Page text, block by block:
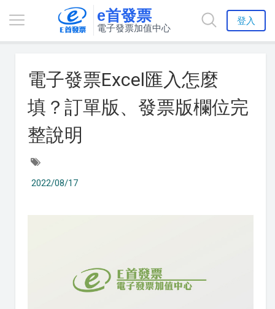
e首發票
電子發票加值中心
登入
電子發票Excel匯入怎麼
填？訂單版、發票版欄位完
整說明
2022/08/17